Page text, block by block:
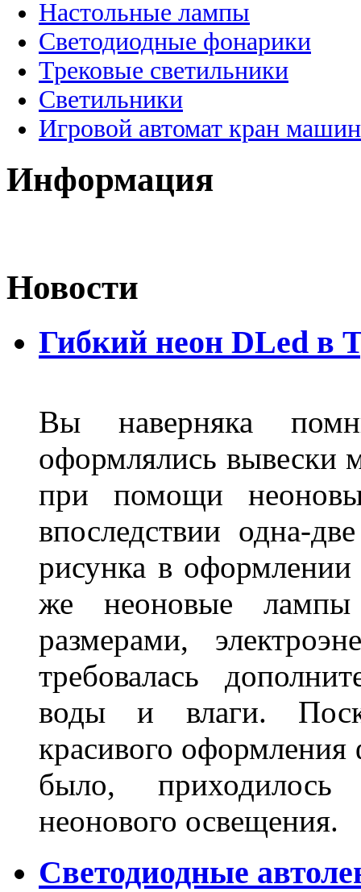
Настольные лампы
Светодиодные фонарики
Трековые светильники
Светильники
Игровой автомат кран
Информация
Новости
Гибкий неон DLed в
Вы наверняка
оформлялись вывески
при помощи
впоследствии одна-
рисунка в оформлении
же неоновые лампы
размерами,
требовалась
воды и влаги.
красивого
было,
неонового
Светодиодные